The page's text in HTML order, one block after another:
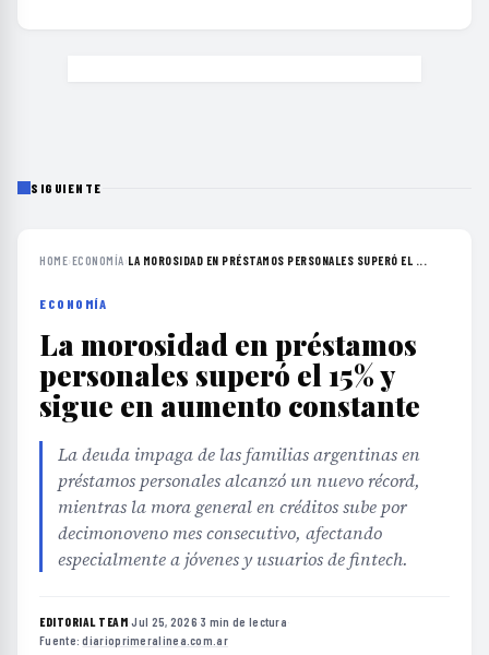
SIGUIENTE
HOME›ECONOMÍA›LA MOROSIDAD EN PRÉSTAMOS PERSONALES SUPERÓ EL ...
ECONOMÍA
La morosidad en préstamos
personales superó el 15% y
sigue en aumento constante
La deuda impaga de las familias argentinas en
préstamos personales alcanzó un nuevo récord,
mientras la mora general en créditos sube por
decimonoveno mes consecutivo, afectando
especialmente a jóvenes y usuarios de fintech.
EDITORIAL TEAM·Jul 25, 2026·3 min de lectura·
Fuente:diarioprimeralinea.com.ar